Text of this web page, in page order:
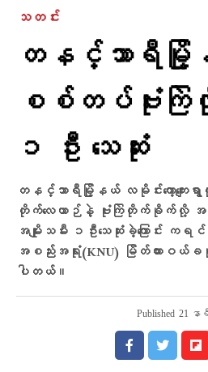
သတင်း
တနင်္သာရီမြို့
စစ်တပ်ဗုံးကြဲ
၁ ဦး သေဆုံး
တနင်္သာရီမြို့နယ် လမိုင်းကော့ကျေ
တိုက်လေယာဉ်နဲ့ ဗုံးကြဲတိုက်ခိုက်
အမျိုးသမီး ၁ဦးသေဆုံးခဲ့ကြောင်း ကရင်အ
အစည်းအရုံး(KNU) မြိတ်ထား
ပါတယ်။
Published 21 နာ